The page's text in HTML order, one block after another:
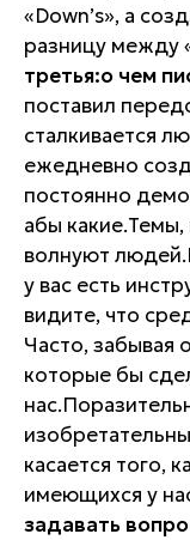
«Down’s», а
разницу между
третья:о чем
поставил
сталкивается
ежедневно
постоянно
абы
волнуют
у вас есть
видите, что
Часто,
которые бы
касается того,
имеющихся у
задавать